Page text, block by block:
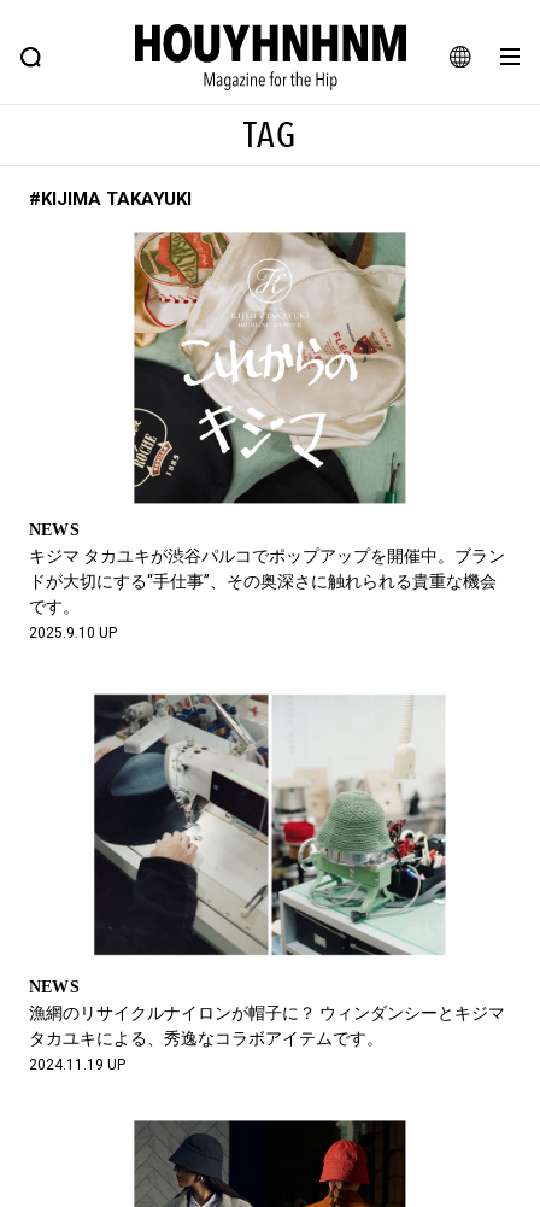
JA
FEATURE BLOG SNAP
ヒップなファッション、カルチャー、ライフスタイルWEBマガジン
#注目のタグ
#SHOPPING ADDICT #憧れの逸品
#ESSENTIAL DESIGNS #古着サミット
#NEW VINTAGE #マイナーグッド図鑑
#路地裏てぃーん。 #MONTHLY JOURNAL
#GH 銘品の所以 #フイナムのYouTube
#Commune H #FOCUS IT #AH.H
#ととけん #FASHION #MUSIC #MOVIE
#LIFESTYLE
#SPORTS #HANDSOME HANDBOOK
TAG
#KIJIMA TAKAYUKI
NEWS
キジマ タカユキが渋谷パルコでポップアップを開催中。ブラン
ドが大切にする“手仕事”、その奥深さに触れられる貴重な機会
です。
2025.9.10 UP
NEWS
漁網のリサイクルナイロンが帽子に？ ウィンダンシーとキジマ
タカユキによる、秀逸なコラボアイテムです。
2024.11.19 UP